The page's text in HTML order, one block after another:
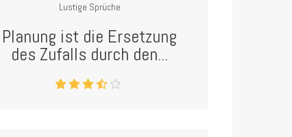
Lustige Sprüche
Planung ist die Ersetzung
des Zufalls durch den...